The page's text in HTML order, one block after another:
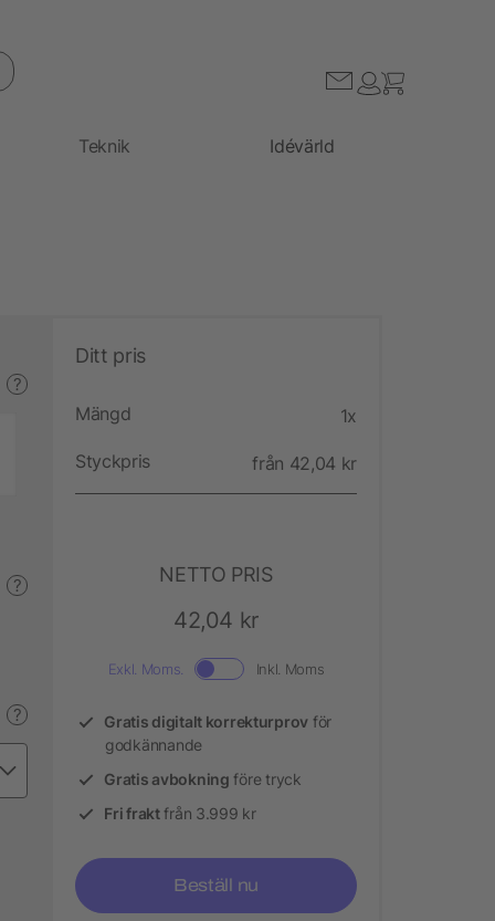
Teknik Idévärld
?
?
?
Ditt pris
Mängd 1x
Styckpris från 42,04 kr
NETTO PRIS
42,04 kr
Exkl. Moms. Inkl. Moms
Gratis digitalt korrekturprov för
godkännande
Gratis avbokning före tryck
Fri fraktfrån 3.999 kr
Beställ nu